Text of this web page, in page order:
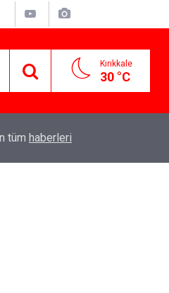
Kırıkkale
30 °C
Savunma Teknolojileri Dünya
tüm haberleri